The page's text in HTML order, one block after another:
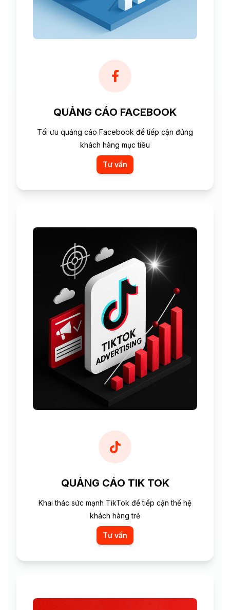
QUẢNG CÁO FACEBOOK
Tối ưu quảng cáo Facebook để tiếp cận đúng
khách hàng mục tiêu
Tư vấn
QUẢNG CÁO TIK TOK
Khai thác sức mạnh TikTok để tiếp cận thế hệ
khách hàng trẻ
Tư vấn